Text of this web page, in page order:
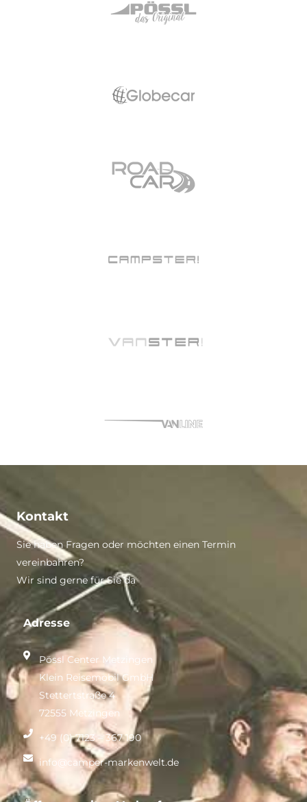
Kontakt
Sie haben Fragen oder möchten einen Termin
vereinbahren?
Wir sind gerne für Sie da
Adresse
Pössl Center Metzingen
Klein Reisemobil GmbH
Stettertstraße 4
72555 Metzingen
+49 (0) 7123 – 367 190
info@camper-markenwelt.de